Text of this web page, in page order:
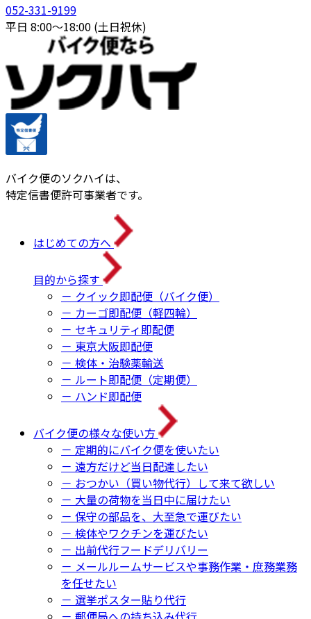
052-331-9199
平日 8:00〜18:00 (土日祝休)
バイク便のソクハイは、
特定信書便許可事業者です。
はじめての方へ
目的から探す
－ クイック即配便（バイク便）
－ カーゴ即配便（軽四輪）
－ セキュリティ即配便
－ 東京大阪即配便
－ 検体・治験薬輸送
－ ルート即配便（定期便）
－ ハンド即配便
バイク便の様々な使い方
－ 定期的にバイク便を使いたい
－ 遠方だけど当日配達したい
－ おつかい（買い物代行）して来て欲しい
－ 大量の荷物を当日中に届けたい
－ 保守の部品を、大至急で運びたい
－ 検体やワクチンを運びたい
－ 出前代行フードデリバリー
－ メールルームサービスや事務作業・庶務業務
を任せたい
－ 選挙ポスター貼り代行